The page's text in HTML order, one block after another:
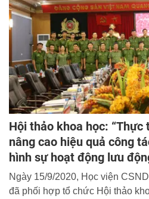
Hội thảo khoa học: “Thực
nâng cao hiệu quả công
hình sự hoạt động lưu
Ngày 15/9/2020, Học viện
đã phối hợp tổ chức Hội thảo